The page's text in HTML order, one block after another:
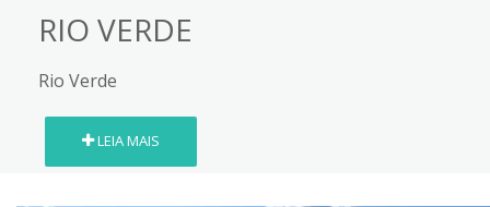
RIO VERDE
Rio Verde
LEIA MAIS